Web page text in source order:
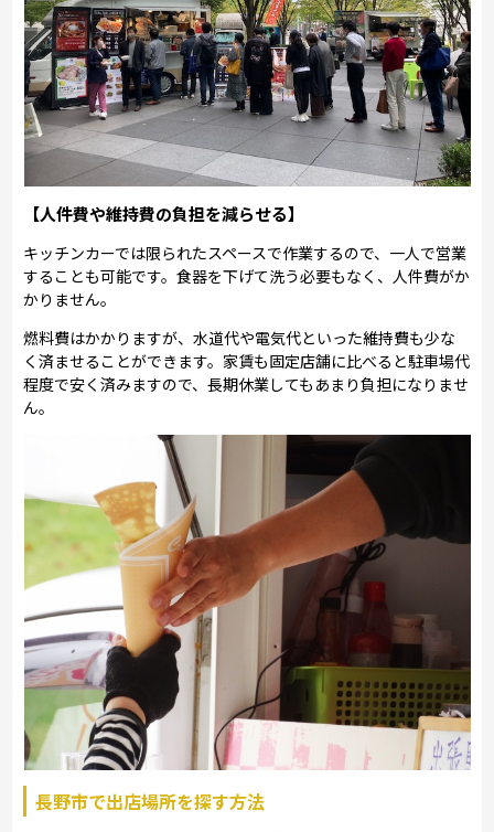
【人件費や維持費の負担を減らせる】
キッチンカーでは限られたスペースで作業するので、一人で営業
することも可能です。食器を下げて洗う必要もなく、人件費がか
かりません。
燃料費はかかりますが、水道代や電気代といった維持費も少な
く済ませることができます。家賃も固定店舗に比べると駐車場代
程度で安く済みますので、長期休業してもあまり負担になりませ
ん。
長野市で出店場所を探す方法